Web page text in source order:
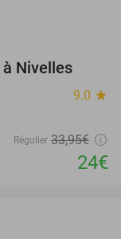
29%
Nivelles
9.0 star
Régulier 33,95€
24€